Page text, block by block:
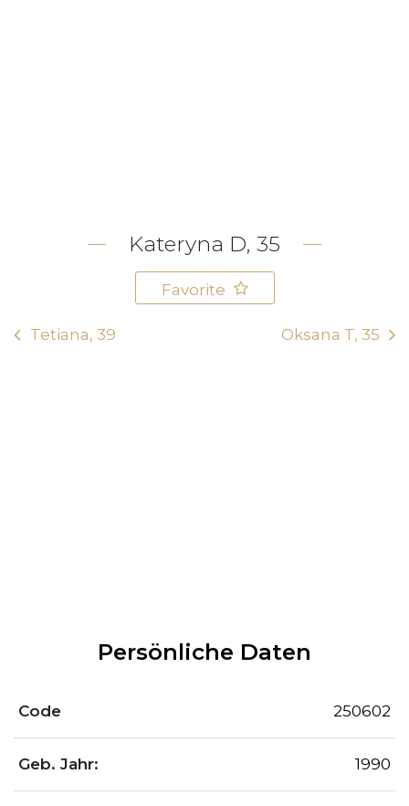
Kateryna D, 35
Favorite
Tetiana, 39 Oksana T, 35
Persönliche Daten
Code 250602
Geb. Jahr: 1990